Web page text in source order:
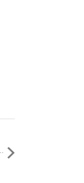
개 공인중개사법 기준은